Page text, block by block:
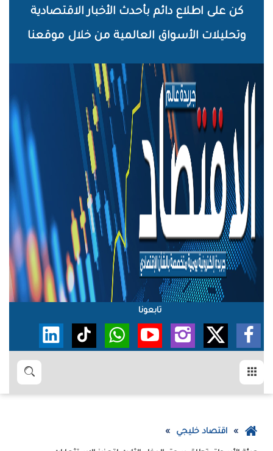
الرئيسي
كن على اطلاع دائم بأحدث الأخبار الاقتصادية
وتحليلات الأسواق العالمية من خلال موقعنا
تابعونا
بحث
عودة
اقتصاد خليجي